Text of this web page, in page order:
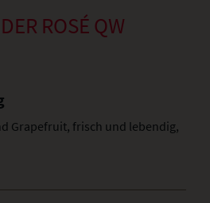
ROSÉ QW
Grapefruit, frisch und lebendig,